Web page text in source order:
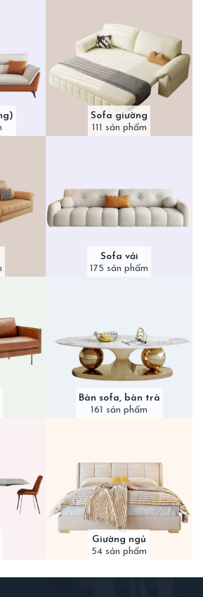
Sofa giường
111 sản phẩm
Sofa vải
175 sản phẩm
Bàn sofa, bàn trà
161 sản phẩm
Giường ngủ
54 sản phẩm